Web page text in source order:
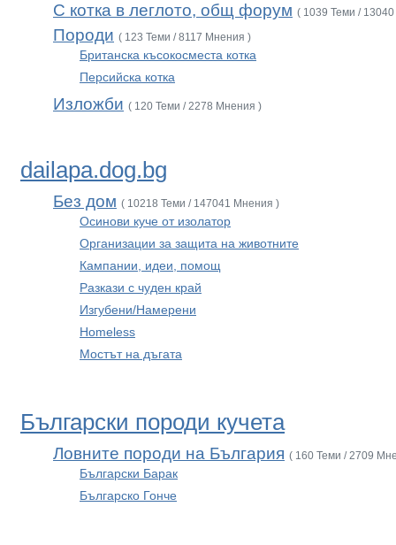
С котка в леглото, общ форум ( 1039 Теми /
Породи ( 123 Теми / 8117 Мнения )
Британска късокосместа котка
Персийска котка
Изложби ( 120 Теми / 2278 Мнения )
dailapa.dog.bg
Без дом ( 10218 Теми / 147041 Мнения )
Осинови куче от изолатор
Организации за защита на животните
Кампании, идеи, помощ
Разкази с чуден край
Изгубени/Намерени
Homeless
Мостът на дъгата
Български породи кучета
Ловните породи на България ( 160 Теми / 2709
Български Барак
Българско Гонче